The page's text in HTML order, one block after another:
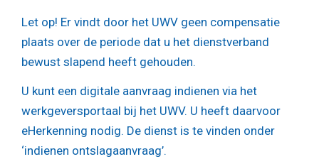
Let op! Er vindt door het UWV geen compensatie
plaats over de periode dat u het dienstverband
bewust slapend heeft gehouden.
U kunt een digitale aanvraag indienen via het
werkgeversportaal bij het UWV. U heeft daarvoor
eHerkenning nodig. De dienst is te vinden onder
‘indienen ontslagaanvraag’.